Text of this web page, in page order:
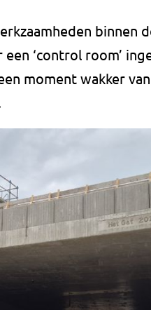
binnen
‘control room’
moment wakker